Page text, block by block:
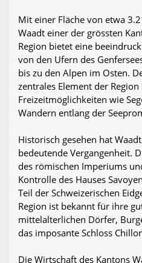
Mit einer Fläche von etwa
Waadt einer der grössten
Region bietet eine
von den Ufern des
bis zu den Alpen im Osten.
zentrales Element der
Freizeitmöglichkeiten wie
Wandern entlang der
Historisch gesehen hat
bedeutende Vergangenheit.
des römischen Imperiums
Kontrolle des Hauses
Teil der Schweizerischen
Region ist bekannt für ihre
mittelalterlichen Dörfer,
das imposante Schloss
Die Wirtschaft des Kantons